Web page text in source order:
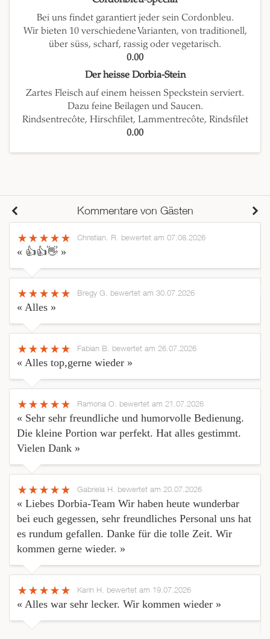
Bei uns findet garantiert jeder sein Cordonbleu.
Wir bieten 10 verschiedene Varianten, von traditionell,
über süss, scharf, rassig oder vegetarisch.
0.00
Der heisse Dorbia-Stein
Zartes Fleisch auf einem heissen Speckstein serviert.
Dazu feine Beilagen und Saucen.
Rindsentrecôte, Hirschfilet, Lammentrecôte, Rindsfilet
0.00
Kommentare von Gästen
Christian. R. bewertet am 07.08.2026
« 👍👍👋 »
Bregy G. bewertet am 30.07.2026
« Alles »
Fabian B. bewertet am 26.07.2026
« Alles top,gerne wieder »
Ramona O. bewertet am 21.07.2026
« Sehr sehr freundliche und humorvolle Bedienung.
Die kleine Portion war perfekt. Hat alles gestimmt.
Vielen Dank »
Gabriela H. bewertet am 20.07.2026
« Liebes Dorbia-Team Wir haben heute wunderbar
bei euch gegessen, sehr freundliches Personal uns hat
es rundum gefallen. Danke für die tolle Zeit. Wir
kommen gerne wieder. »
Karin H. bewertet am 19.07.2026
« Alles war sehr lecker. Wir kommen wieder »